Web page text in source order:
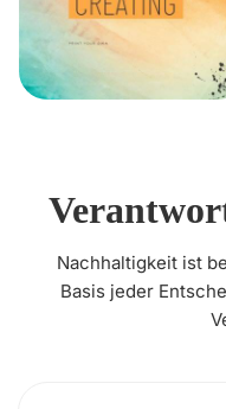
Nachhaltigkeit ist
Basis jeder